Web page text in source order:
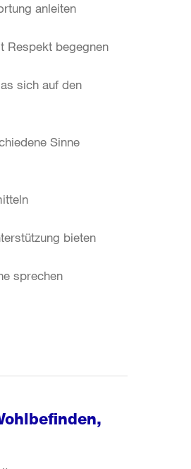
anleiten
Respekt begegnen
sich auf den
Sinne
bieten
sprechen